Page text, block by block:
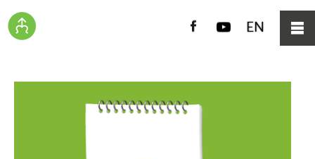
Facebook
YouTube
EN